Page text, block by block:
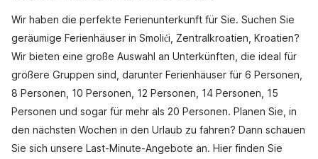
Wir haben die perfekte Ferienunterkunft für Sie. Suchen Sie
geräumige Ferienhäuser in Smolići, Zentralkroatien, Kroatien?
Wir bieten eine große Auswahl an Unterkünften, die ideal für
größere Gruppen sind, darunter Ferienhäuser für 6 Personen,
8 Personen, 10 Personen, 12 Personen, 14 Personen, 15
Personen und sogar für mehr als 20 Personen. Planen Sie, in
den nächsten Wochen in den Urlaub zu fahren? Dann schauen
Sie sich unsere Last-Minute-Angebote an. Hier finden Sie